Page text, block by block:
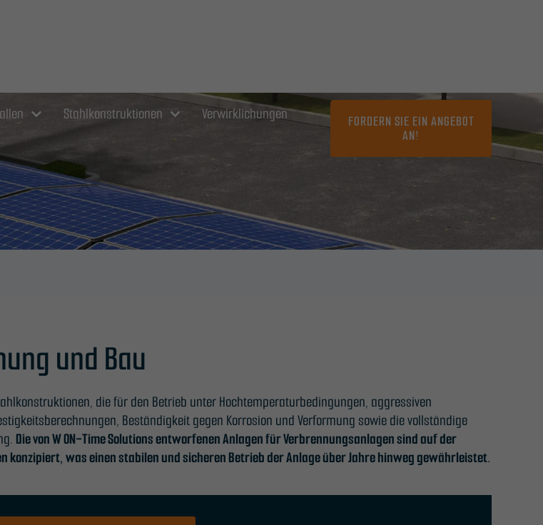
Stahlkonstruktionen
Verwirklichungen
FORDERN SIE EIN ANGEBOT
AN!
und Bau
die für den Betrieb unter Hochtemperaturbedingungen, aggressiven
Beständigkeit gegen Korrosion und Verformung sowie die vollständige
Die von W ON-Time Solutions entworfenen Anlagen für Verbrennungsanlagen sind auf der
was einen stabilen und sicheren Betrieb der Anlage über Jahre hinweg gewährleistet.